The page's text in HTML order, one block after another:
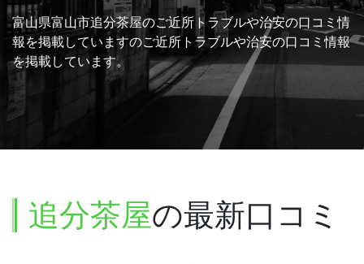
富山県富山市追分茶屋のご近所トラブルや治安の口コミ情
報を掲載していますのご近所トラブルや治安の口コミ情報
を掲載しています。
追分茶屋の最新口コミ